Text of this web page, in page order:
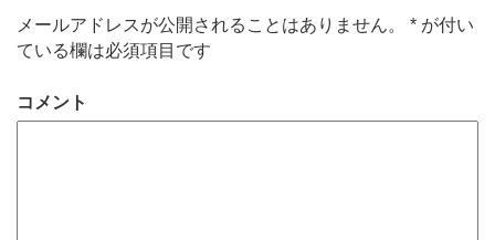
メールアドレスが公開されることはありません。 * が付い
ている欄は必須項目です
コメント